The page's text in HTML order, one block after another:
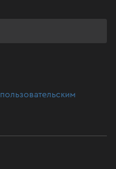
пользовательским